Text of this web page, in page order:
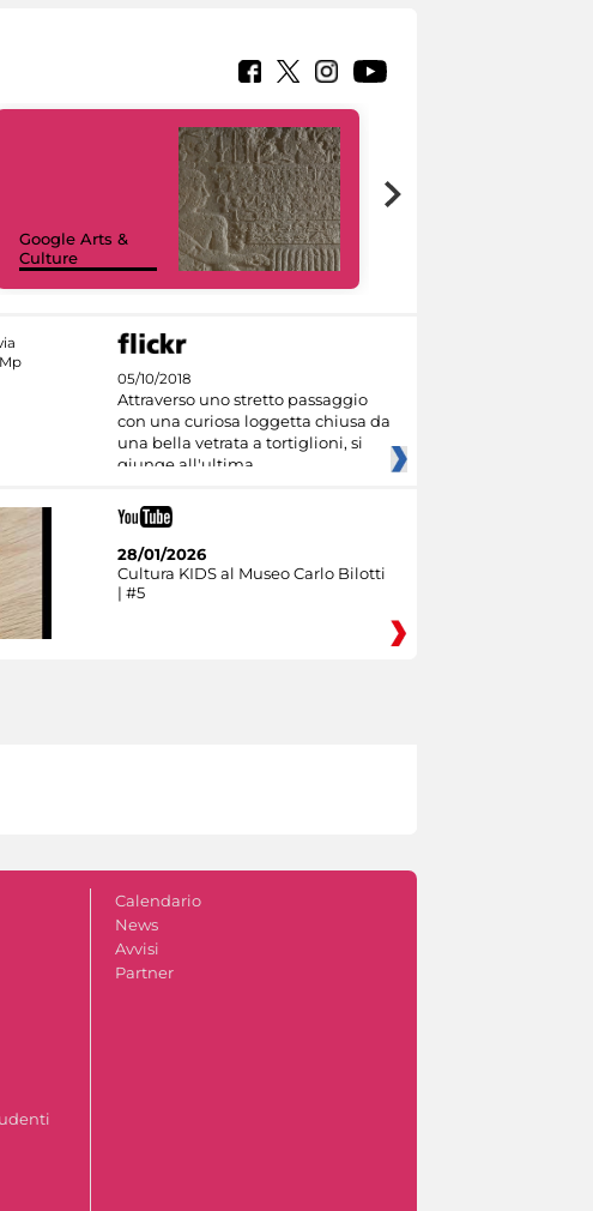
Google Arts &
Culture
05/10/2018
Attraverso uno stretto passaggio
con una curiosa loggetta chiusa da
una bella vetrata a tortiglioni, si
giunge all'ultima
28/01/2026
Cultura KIDS al Museo Carlo Bilotti
| #5
Calendario
News
Avvisi
Partner